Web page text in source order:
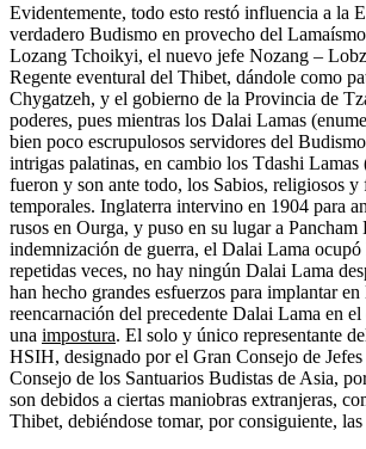
Evidentemente, todo esto restó influencia a la
verdadero Budismo en provecho del
Lozang Tchoikyi, el nuevo jefe Nozang –
Regente eventural del Thibet, dándole como
Chygatzeh, y el gobierno de la Provincia de
poderes, pues mientras los Dalai Lamas
bien poco escrupulosos servidores del
intrigas palatinas, en cambio los Tdashi
fueron y son ante todo, los Sabios, religiosos
temporales. Inglaterra intervino en 1904 para
rusos en Ourga, y puso en su lugar a
indemnización de guerra, el Dalai Lama
repetidas veces, no hay ningún Dalai Lama
han hecho grandes esfuerzos para implantar
reencarnación del precedente Dalai Lama en
una impostura. El solo y único representante
HSIH, designado por el Gran Consejo de
Consejo de los Santuarios Budistas de Asia,
son debidos a ciertas maniobras extranjeras,
Thibet, debiéndose tomar, por consiguiente,